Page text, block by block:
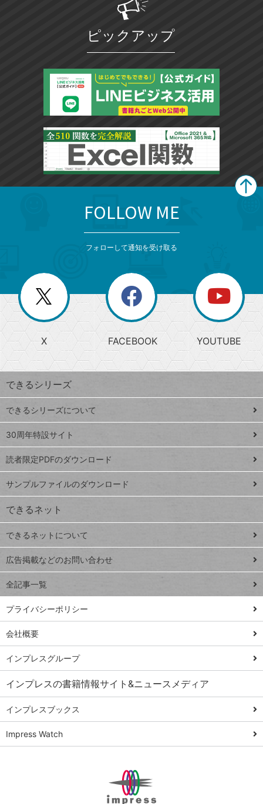
ピックアップ
じ
る
search
検
索
上
昇
ワ
ー
ド
Google
スプレ
ッドシ
ート
iPhone
VLOOKUP
close
閉じ
る
閉
じ
る
ー
か
ら
探
す
ト
ッ
プ
ペ
ジ
連載
Excel Q&A
トイアンナ流仕
事術
ではじめる業務
の完全自動化
AI議事録作成術
Windows 11
Q&A
Teams踏み込み
活用術
Excel講師の仕事
術
FOLLOW ME
フォローして通知を受け取る
X FACEBOOK YOUTUBE
できるシリーズ
できるシリーズについて
30周年特設サイト
読者限定PDFのダウンロード
サンプルファイルのダウンロード
できるネット
できるネットについて
広告掲載などのお問い合わせ
全記事一覧
プライバシーポリシー
会社概要
インプレスグループ
インプレスの書籍情報サイト&ニュースメディア
インプレスブックス
Impress Watch